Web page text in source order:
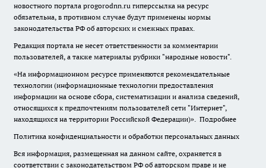
новостного портала progorodnn.ru гиперссылка на ресурс
обязательна, в противном случае будут применены нормы
законодательства РФ об авторских и смежных правах.
Редакция портала не несет ответственности за комментарии
пользователей, а также материалы рубрики "народные новости".
«На информационном ресурсе применяются рекомендательные
технологии (информационные технологии предоставления
информации на основе сбора, систематизации и анализа сведений,
относящихся к предпочтениям пользователей сети "Интернет",
находящихся на территории Российской Федерации)». Подробнее
Политика конфиденциальности и обработки персональных данных
Вся информация, размещенная на данном сайте, охраняется в
соответствии с законодательством РФ об авторском праве и не